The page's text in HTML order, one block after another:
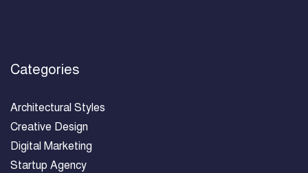
Categories
Architectural Styles
Creative Design
Digital Marketing
Startup Agency